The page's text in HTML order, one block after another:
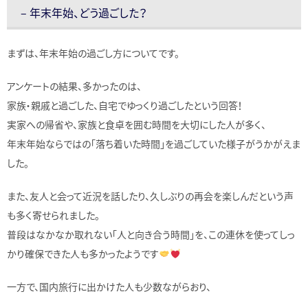
– 年末年始、どう過ごした？
まずは、年末年始の過ごし方についてです。
アンケートの結果、多かったのは、
家族・親戚と過ごした、自宅でゆっくり過ごしたという回答！
実家への帰省や、家族と食卓を囲む時間を大切にした人が多く、
年末年始ならではの「落ち着いた時間」を過ごしていた様子がうかがえま
した。
また、友人と会って近況を話したり、久しぶりの再会を楽しんだという声
も多く寄せられました。
普段はなかなか取れない「人と向き合う時間」を、この連休を使ってしっ
かり確保できた人も多かったようです
一方で、国内旅行に出かけた人も少数ながらおり、